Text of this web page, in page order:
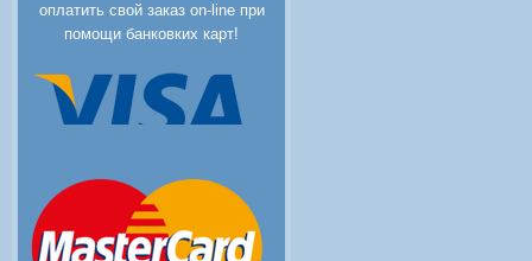
оплатить свой заказ on-line при
помощи банковких карт!